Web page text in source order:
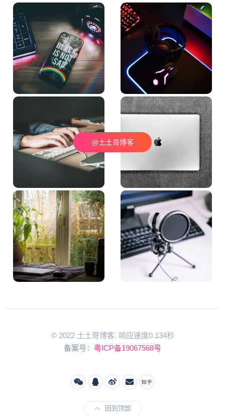
@土土哥博客
© 2022 土土哥博客. 响应速度0.134秒
备案号： 粤ICP备19067568号
回到顶部